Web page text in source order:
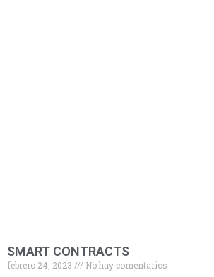
SMART CONTRACTS
febrero 24, 2023
No hay comentarios